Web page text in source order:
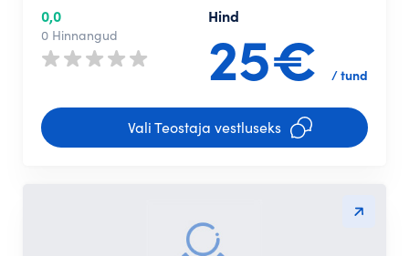
Vali Teostaja vestluseks
Hind
25€ / tund
0,0
0 Hinnangud